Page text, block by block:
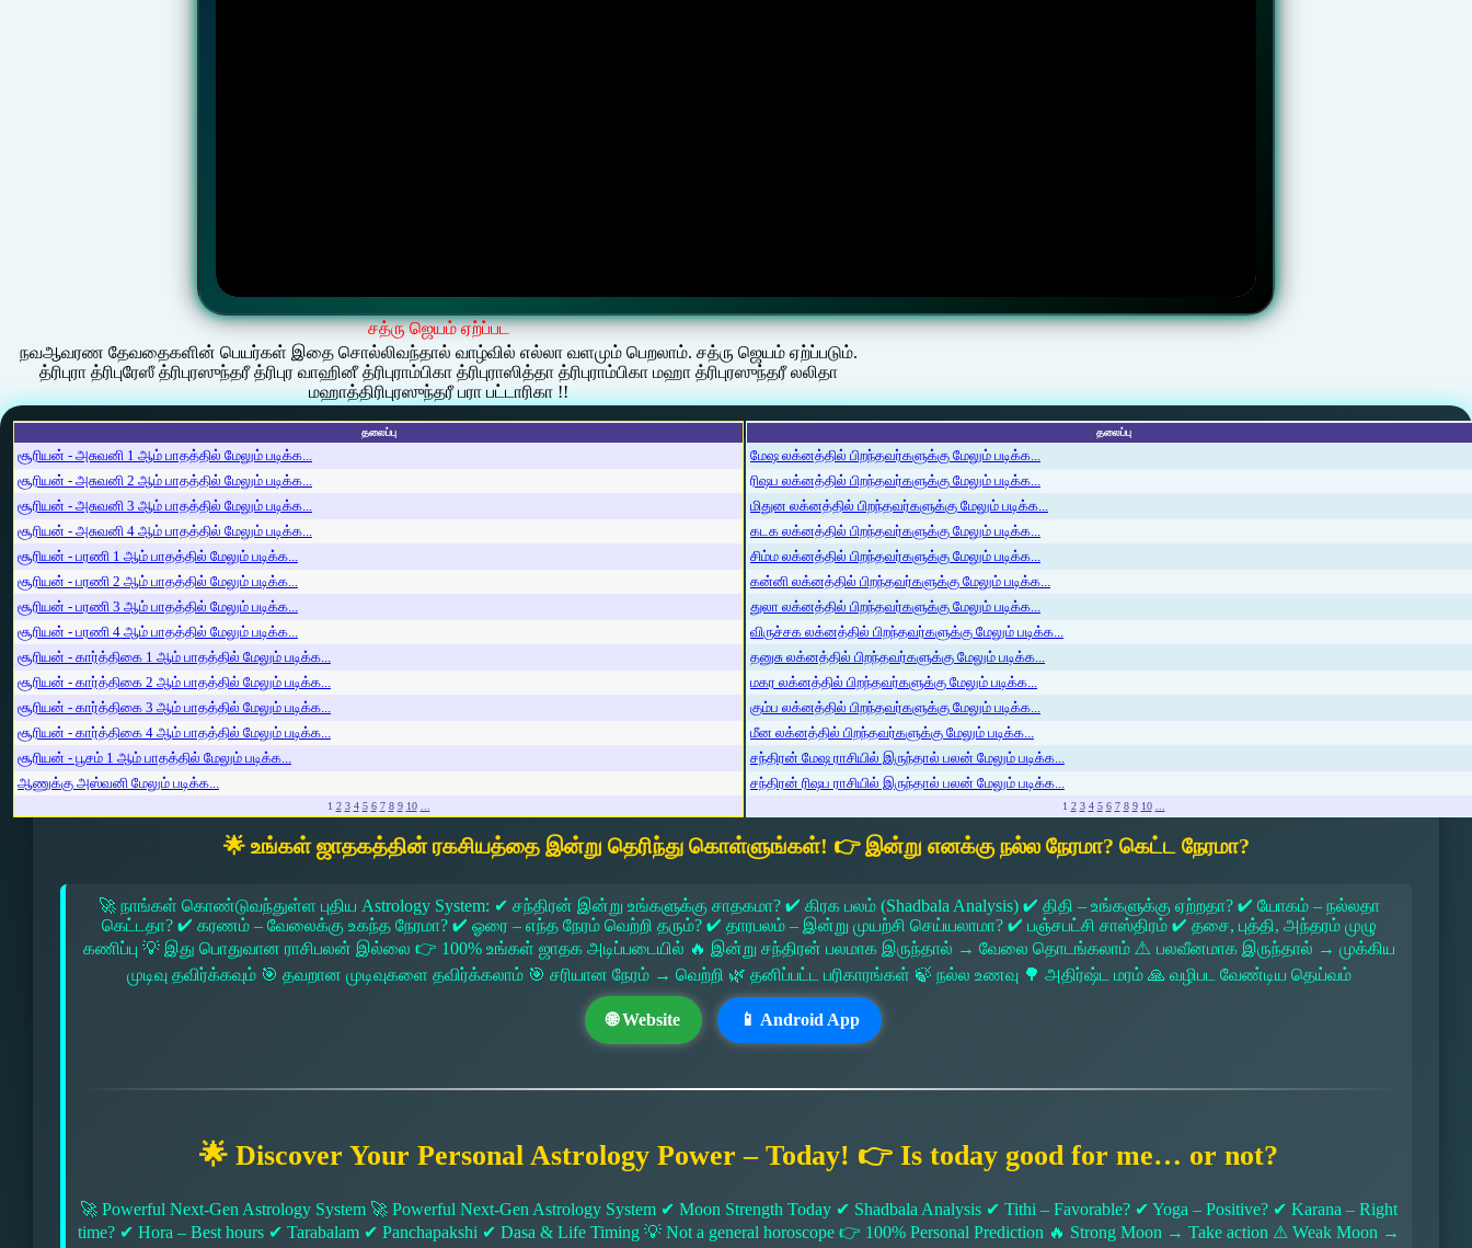
சத்ரு ஜெயம் ஏற்ப்பட
நவஆவரண தேவதைகளின் பெயர்கள் இதை சொல்லிவந்தால் வாழ்வில் எல்லா வளமும் பெறலாம். சத்ரு ஜெயம் ஏற்ப்படும்.
த்ரிபுரா த்ரிபுரேஸீ த்ரிபுரஸுந்தரீ த்ரிபுர வாஹினீ த்ரிபுராம்பிகா த்ரிபுராஸித்தா த்ரிபுராம்பிகா மஹா த்ரிபுரஸுந்தரீ லலிதா
மஹாத்திரிபுரஸுந்தரீ பரா பட்டாரிகா !!
தலைப்பு
சூரியன் - அசுவனி 1 ஆம் பாதத்தில் மேலும் படிக்க...
சூரியன் - அசுவனி 2 ஆம் பாதத்தில் மேலும் படிக்க...
சூரியன் - அசுவனி 3 ஆம் பாதத்தில் மேலும் படிக்க...
சூரியன் - அசுவனி 4 ஆம் பாதத்தில் மேலும் படிக்க...
சூரியன் - பரணி 1 ஆம் பாதத்தில் மேலும் படிக்க...
சூரியன் - பரணி 2 ஆம் பாதத்தில் மேலும் படிக்க...
சூரியன் - பரணி 3 ஆம் பாதத்தில் மேலும் படிக்க...
சூரியன் - பரணி 4 ஆம் பாதத்தில் மேலும் படிக்க...
சூரியன் - கார்த்திகை 1 ஆம் பாதத்தில் மேலும் படிக்க...
சூரியன் - கார்த்திகை 2 ஆம் பாதத்தில் மேலும் படிக்க...
சூரியன் - கார்த்திகை 3 ஆம் பாதத்தில் மேலும் படிக்க...
சூரியன் - கார்த்திகை 4 ஆம் பாதத்தில் மேலும் படிக்க...
சூரியன் - பூசம் 1 ஆம் பாதத்தில் மேலும் படிக்க...
ஆணுக்கு அஸ்வனி மேலும் படிக்க...
1 2 3 4 5 6 7 8 9 10 ...
தலைப்பு
மேஷ லக்னத்தில் பிறந்தவர்களுக்கு மேலும் படிக்க...
ரிஷப லக்னத்தில் பிறந்தவர்களுக்கு மேலும் படிக்க...
மிதுன லக்னத்தில் பிறந்தவர்களுக்கு மேலும் படிக்க...
கடக லக்னத்தில் பிறந்தவர்களுக்கு மேலும் படிக்க...
சிம்ம லக்னத்தில் பிறந்தவர்களுக்கு மேலும் படிக்க...
கன்னி லக்னத்தில் பிறந்தவர்களுக்கு மேலும் படிக்க...
துலா லக்னத்தில் பிறந்தவர்களுக்கு மேலும் படிக்க...
விருச்சக லக்னத்தில் பிறந்தவர்களுக்கு மேலும் படிக்க...
தனுசு லக்னத்தில் பிறந்தவர்களுக்கு மேலும் படிக்க...
மகர லக்னத்தில் பிறந்தவர்களுக்கு மேலும் படிக்க...
கும்ப லக்னத்தில் பிறந்தவர்களுக்கு மேலும் படிக்க...
மீன லக்னத்தில் பிறந்தவர்களுக்கு மேலும் படிக்க...
சந்திரன் மேஷ ராசியில் இருந்தால் பலன் மேலும் படிக்க...
சந்திரன் ரிஷப ராசியில் இருந்தால் பலன் மேலும் படிக்க...
1 2 3 4 5 6 7 8 9 10 ...
🌟 உங்கள் ஜாதகத்தின் ரகசியத்தை இன்று தெரிந்து கொள்ளுங்கள்! 👉 இன்று எனக்கு நல்ல நேரமா? கெட்ட நேரமா?
🚀 நாங்கள் கொண்டுவந்துள்ள புதிய Astrology System: ✔ சந்திரன் இன்று உங்களுக்கு சாதகமா? ✔ கிரக பலம் (Shadbala Analysis) ✔ திதி – உங்களுக்கு ஏற்றதா? ✔ யோகம் – நல்லதா
கெட்டதா? ✔ கரணம் – வேலைக்கு உகந்த நேரமா? ✔ ஓரை – எந்த நேரம் வெற்றி தரும்? ✔ தாரபலம் – இன்று முயற்சி செய்யலாமா? ✔ பஞ்சபட்சி சாஸ்திரம் ✔ தசை, புத்தி, அந்தரம் முழு
கணிப்பு 💡 இது பொதுவான ராசிபலன் இல்லை 👉 100% உங்கள் ஜாதக அடிப்படையில் 🔥 இன்று சந்திரன் பலமாக இருந்தால் → வேலை தொடங்கலாம் ⚠ பலவீனமாக இருந்தால் → முக்கிய
முடிவு தவிர்க்கவும் 🎯 தவறான முடிவுகளை தவிர்க்கலாம் 🎯 சரியான நேரம் → வெற்றி 🌿 தனிப்பட்ட பரிகாரங்கள் 🍃 நல்ல உணவு 🌳 அதிர்ஷ்ட மரம் 🙏 வழிபட வேண்டிய தெய்வம்
🌐 Website 📱 Android App
🌟 Discover Your Personal Astrology Power – Today! 👉 Is today good for me… or not?
🚀 Powerful Next-Gen Astrology System 🚀 Powerful Next-Gen Astrology System ✔ Moon Strength Today ✔ Shadbala Analysis ✔ Tithi – Favorable? ✔ Yoga – Positive? ✔ Karana – Right
time? ✔ Hora – Best hours ✔ Tarabalam ✔ Panchapakshi ✔ Dasa & Life Timing 💡 Not a general horoscope 👉 100% Personal Prediction 🔥 Strong Moon → Take action ⚠ Weak Moon →